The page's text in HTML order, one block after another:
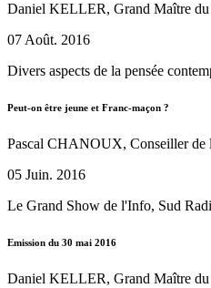
Daniel KELLER, Grand Maître du
07 Août. 2016
Divers aspects de la pensée
Peut-on être jeune et Franc-maçon ?
Pascal CHANOUX, Conseiller de
05 Juin. 2016
Le Grand Show de l'Info, Sud
Emission du 30 mai 2016
Daniel KELLER, Grand Maître du